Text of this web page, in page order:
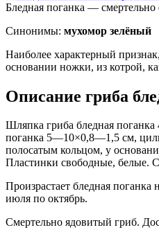
Бледная поганка —
Синонимы: мухомор зелёный
Наиболее характерный
основании ножки, из котрой,
Описание гриба
Шляпка гриба бледная поганка
поганка 5—10×0,8—1,5 см,
полосатым кольцом, у
Пластинки свободные, белые.
Произрастает бледная
июля по октябрь.
Смертельно ядовитый гриб.